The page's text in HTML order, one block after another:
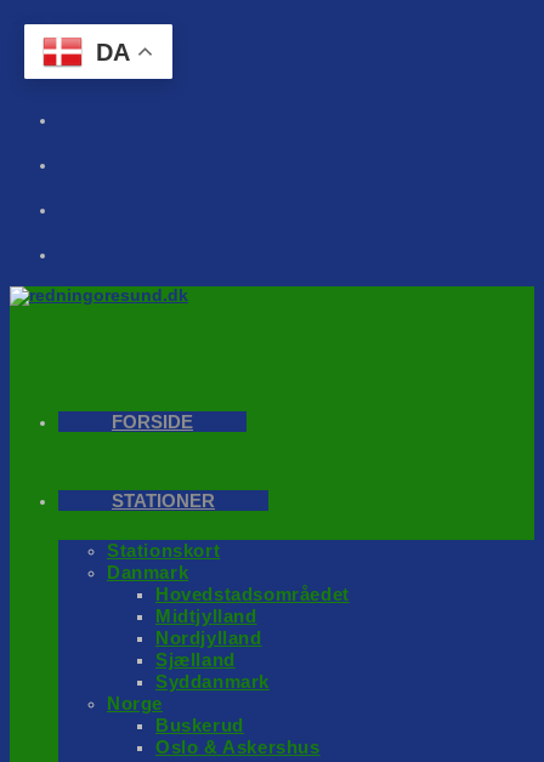
FORSIDE
STATIONER
Stationskort
Danmark
Hovedstadsområedet
Midtjylland
Nordjylland
Sjælland
Syddanmark
Norge
Buskerud
Oslo & Askershus
DA